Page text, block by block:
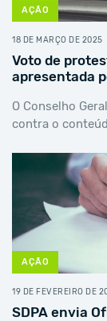
AÇÃO
18 DE MARÇO DE 2025
Voto de
apresentada
O Conselho
contra o
AÇÃO
19 DE FEVEREIRO DE
SDPA envia